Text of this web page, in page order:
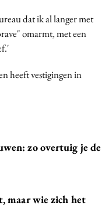
dat ik al langer met
omarmt, met een
heeft vestigingen in
zo overtuig je de
maar wie zich het